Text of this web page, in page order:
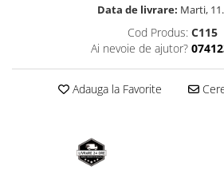
Data de livrare: Marti,
Cod Produs: C115
Ai nevoie de ajutor?
Adauga la Favorite